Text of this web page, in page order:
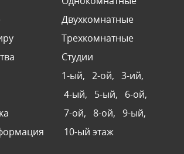
Двухкомнатные
Трехкомнатные
Студии
1-ый, 2-ой, 3-ий,
4-ый,
5-ый,
6-ой,
7-ой, 8-ой, 9-ый,
10-ый этаж